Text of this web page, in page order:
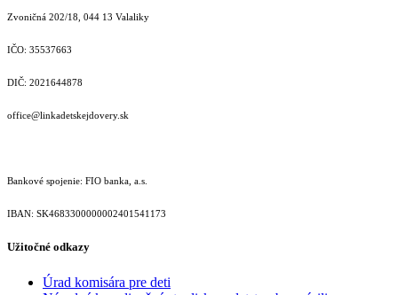
Zvoničná 202/18, 044 13 Valaliky
IČO: 35537663
DIČ: 2021644878
office@linkadetskejdovery.sk
Bankové spojenie: FIO banka, a.s.
IBAN: SK46833000000­02401541173
Užitočné odkazy
Úrad komisára pre deti